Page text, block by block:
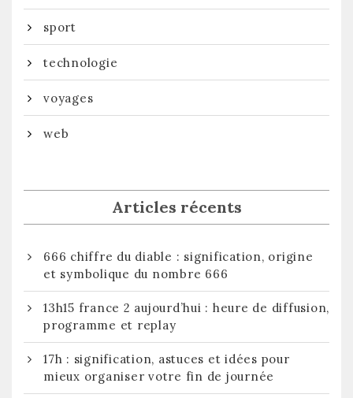
sport
technologie
voyages
web
Articles récents
666 chiffre du diable : signification, origine
et symbolique du nombre 666
13h15 france 2 aujourd’hui : heure de diffusion,
programme et replay
17h : signification, astuces et idées pour
mieux organiser votre fin de journée